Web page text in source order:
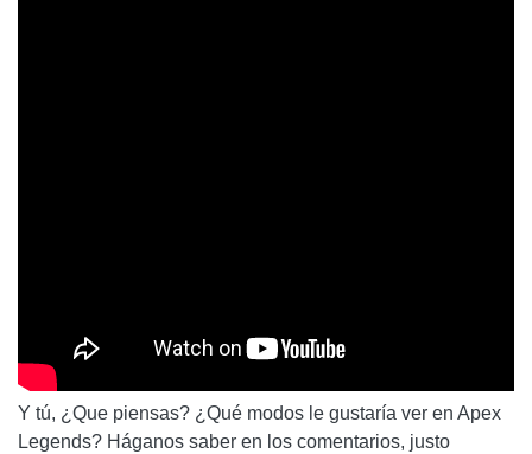
Y tú, ¿Que piensas? ¿Qué modos le gustaría ver en Apex
Legends? Háganos saber en los comentarios, justo